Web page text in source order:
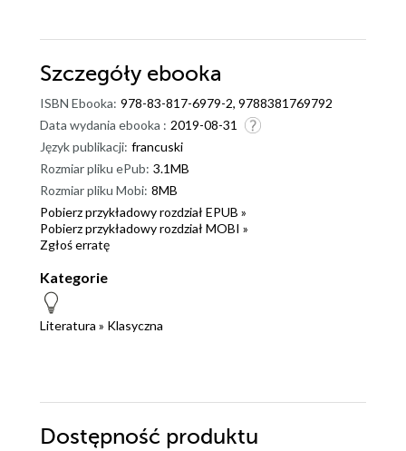
Szczegóły ebooka
ISBN Ebooka: 978-83-817-6979-2, 9788381769792
Data wydania ebooka : 2019-08-31
Język publikacji: francuski
Rozmiar pliku ePub: 3.1MB
Rozmiar pliku Mobi: 8MB
Pobierz przykładowy rozdział EPUB »
Pobierz przykładowy rozdział MOBI »
Zgłoś erratę
Kategorie
Literatura » Klasyczna
Dostępność produktu